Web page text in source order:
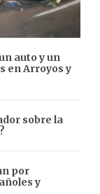
auto y un
en Arroyos y
sobre la
por
y